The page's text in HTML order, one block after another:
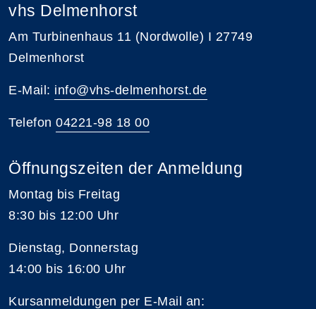
vhs Delmenhorst
Am Turbinenhaus 11 (Nordwolle) I 27749
Delmenhorst
E-Mail: info@vhs-delmenhorst.de
Telefon 04221-98 18 00
Öffnungszeiten der Anmeldung
Montag bis Freitag
8:30 bis 12:00 Uhr
Dienstag, Donnerstag
14:00 bis 16:00 Uhr
Kursanmeldungen per E-Mail an: